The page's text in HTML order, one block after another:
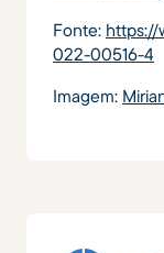
Fonte: https://
022-00516-4
Imagem: